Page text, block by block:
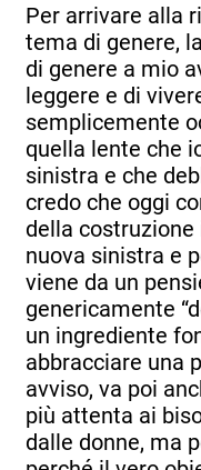
Per arrivare alla
tema di genere,
di genere a mio
leggere e di
semplicemente
quella lente che
sinistra e che
credo che oggi
della costruzione
nuova sinistra e
viene da un
genericamente
un ingrediente
abbracciare una
avviso, va poi
più attenta ai
dalle donne, ma